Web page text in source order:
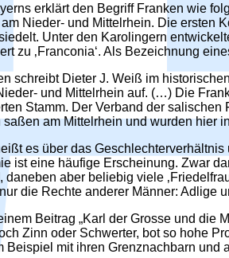
erklärt den Begriff Franken wie
Nieder- und Mittelrhein. Die ersten
Unter den Karolingern
zu ‚Franconia‘. Als Bezeichnung
schreibt Dieter J. Weiß im
und Mittelrhein auf. (…) Die
Stamm. Der Verband der
am Mittelrhein und wurden hier
es über das
ist eine häufige Erscheinung. Zwar
daneben aber beliebig viele
die Rechte anderer Männer: Adlige
Beitrag „Karl der Grosse und die
Zinn oder Schwerter, bot so hohe
Beispiel mit ihren Grenznachbarn und